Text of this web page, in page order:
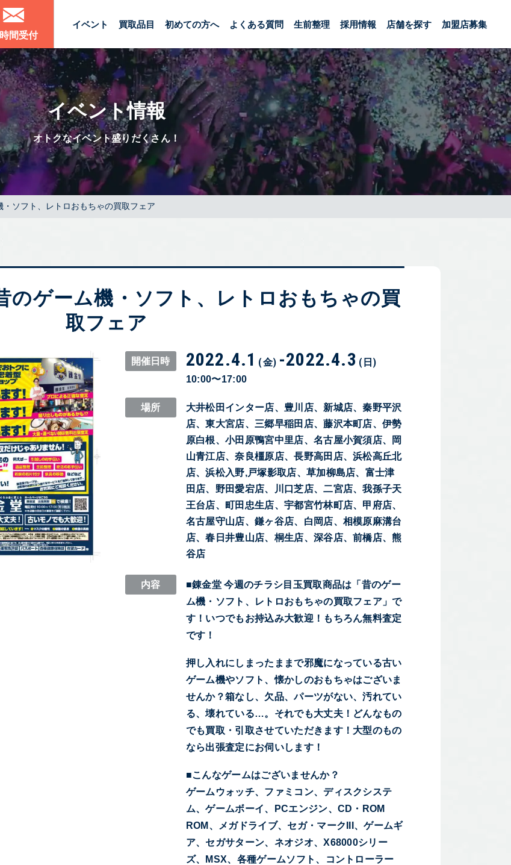
間受付
イベント 買取品目 初めての方へ よくある質問 生前整理 採用情報 店舗を探す 加盟店募集
イベント情報
オトクなイベント盛りだくさん！
・ソフト、レトロおもちゃの買取フェア
のゲーム機・ソフト、レトロおもちゃの買
取フェア
開催日時 2022.4.1 (金) -2022.4.3 (日)
10:00〜17:00
場所
大井松田インター店、豊川店、新城店、秦野平沢
店、東大宮店、三郷早稲田店、藤沢本町店、伊勢
原白根、小田原鴨宮中里店、名古屋小賀須店、岡
山青江店、奈良橿原店、長野高田店、浜松高丘北
店、浜松入野,戸塚影取店、草加柳島店、富士津
田店、野田愛宕店、川口芝店、二宮店、我孫子天
王台店、町田忠生店、宇都宮竹林町店、甲府店、
名古屋守山店、鎌ヶ谷店、白岡店、相模原麻溝台
店、春日井豊山店、桐生店、深谷店、前橋店、熊
谷店
内容
■錬金堂 今週のチラシ目玉買取商品は「昔のゲー
ム機・ソフト、レトロおもちゃの買取フェア」で
す！いつでもお持込み大歓迎！もちろん無料査定
です！
押し入れにしまったままで邪魔になっている古い
ゲーム機やソフト、懐かしのおもちゃはございま
せんか？箱なし、欠品、パーツがない、汚れてい
る、壊れている…。それでも大丈夫！どんなもの
でも買取・引取させていただきます！大型のもの
なら出張査定にお伺いします！
■こんなゲームはございませんか？
ゲームウォッチ、ファミコン、ディスクシステ
ム、ゲームボーイ、PCエンジン、CD・ROM
ROM、メガドライブ、セガ・マークIII、ゲームギ
ア、セガサターン、ネオジオ、X68000シリー
ズ、MSX、各種ゲームソフト、コントローラー